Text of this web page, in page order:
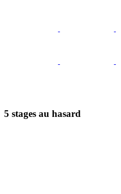
5 stages au hasard